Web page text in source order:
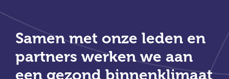
Samen met onze leden en
partners werken we aan
een gezond binnenklimaat